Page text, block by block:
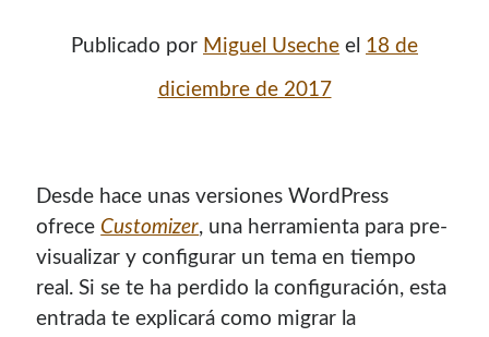
¡Hola mi nombre es Miguel Useche!
Publicado por Miguel Useche el 18 de
diciembre de 2017
Desde hace unas versiones WordPress
ofrece Customizer, una herramienta para pre-
visualizar y configurar un tema en tiempo
real. Si se te ha perdido la configuración, esta
entrada te explicará como migrar la